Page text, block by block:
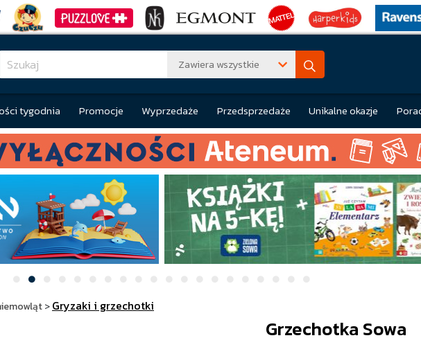
Zawiera wszystkie
tygodnia Promocje Wyprzedaże Przedsprzedaże Unikalne okazje
>Gryzaki i grzechotki
Grzechotka Sowa